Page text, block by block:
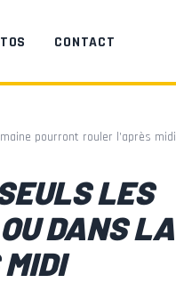
CONTACT
pourront rouler l’après midi
LES
DANS LA